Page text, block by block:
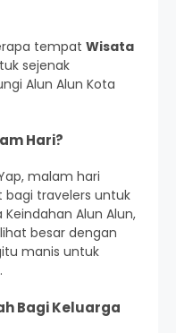
tempat Wisata
sejenak
Alun Alun Kota
Hari?
malam hari
travelers untuk
Alun Alun,
besar dengan
manis untuk
Bagi Keluarga